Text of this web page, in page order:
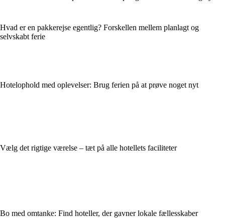
Hvad er en pakkerejse egentlig? Forskellen mellem planlagt og
selvskabt ferie
Hotelophold med oplevelser: Brug ferien på at prøve noget nyt
Vælg det rigtige værelse – tæt på alle hotellets faciliteter
Bo med omtanke: Find hoteller, der gavner lokale fællesskaber